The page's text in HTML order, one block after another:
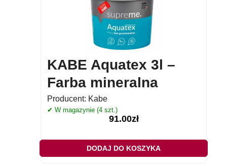
KABE Aquatex 3l –
Farba mineralna
Producent: Kabe
✔ W magazynie (4 szt.)
91.00zł
DODAJ DO KOSZYKA